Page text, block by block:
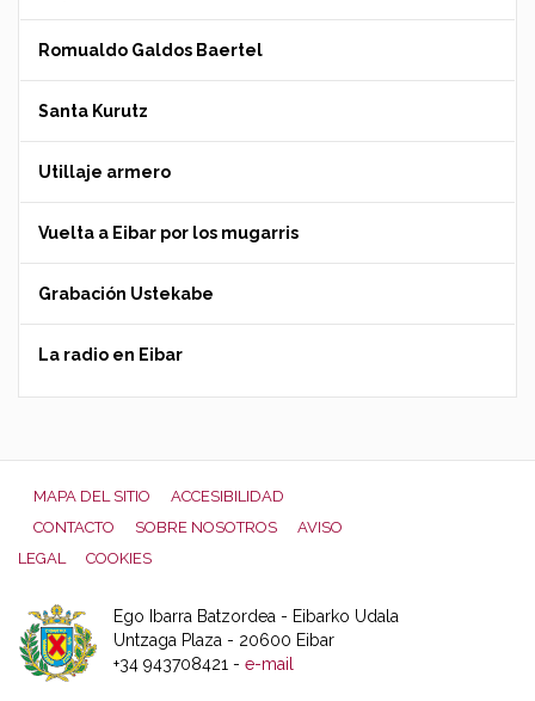
Romualdo Galdos Baertel
Santa Kurutz
Utillaje armero
Vuelta a Eibar por los mugarris
Grabación Ustekabe
La radio en Eibar
MAPA DEL SITIO
ACCESIBILIDAD
CONTACTO
SOBRE NOSOTROS
AVISO
LEGAL
COOKIES
Ego Ibarra Batzordea - Eibarko Udala
Untzaga Plaza - 20600 Eibar
+34 943708421 - e-mail